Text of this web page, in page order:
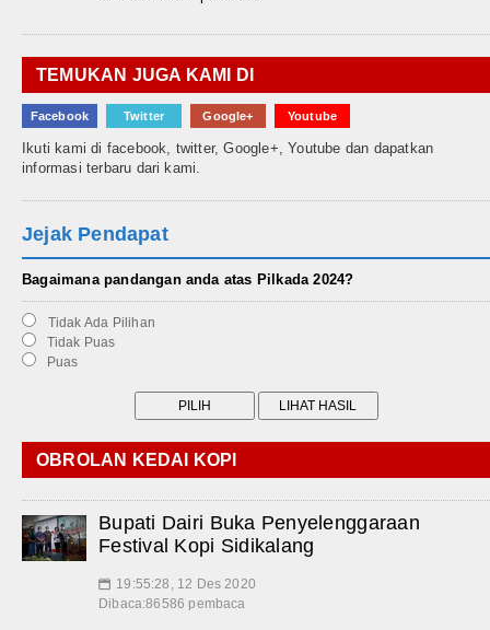
TEMUKAN JUGA KAMI DI
Facebook Twitter Google+ Youtube
Ikuti kami di facebook, twitter, Google+, Youtube dan dapatkan
informasi terbaru dari kami.
Jejak Pendapat
Bagaimana pandangan anda atas Pilkada 2024?
Tidak Ada Pilihan
Tidak Puas
Puas
OBROLAN KEDAI KOPI
Bupati Dairi Buka Penyelenggaraan
Festival Kopi Sidikalang
📅 19:55:28, 12 Des 2020
Dibaca:86586 pembaca